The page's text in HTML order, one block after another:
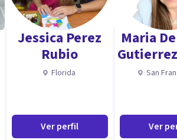
Jessica Perez
Rubio
Florida
Ver perfil
Maria
San
Ver